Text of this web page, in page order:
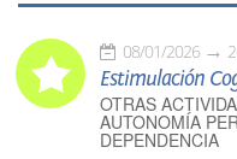
08/01/2026
Estimulación
OTRAS
AUTONOMÍA
DEPENDENCIA